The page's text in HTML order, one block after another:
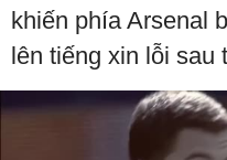
khiến phía Arsenal
lên tiếng xin lỗi sau